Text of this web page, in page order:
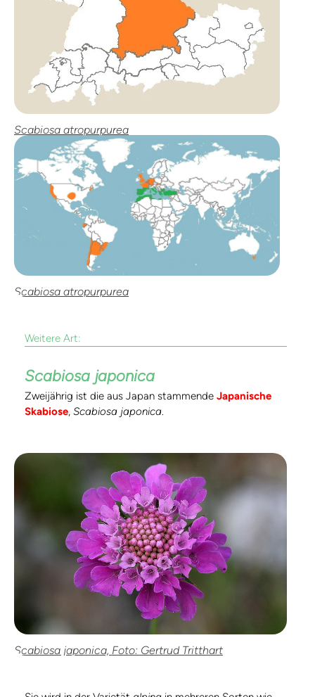
Scabiosa atropurpurea
Scabiosa atropurpurea
Weitere Art:
Scabiosa japonica
Zweijährig ist die aus Japan stammende Japanische
Skabiose, Scabiosa japonica
Scabiosa japonica, Foto: Gertrud Tritthart